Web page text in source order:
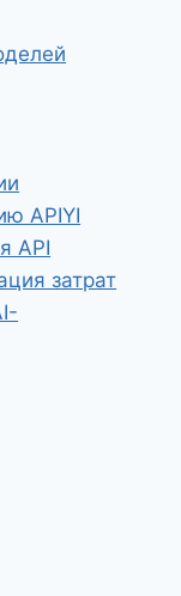
APIYI
API
затрат